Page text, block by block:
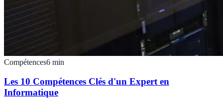
Compétences6 min
Les 10 Compétences Clés d'un Expert en
Informatique